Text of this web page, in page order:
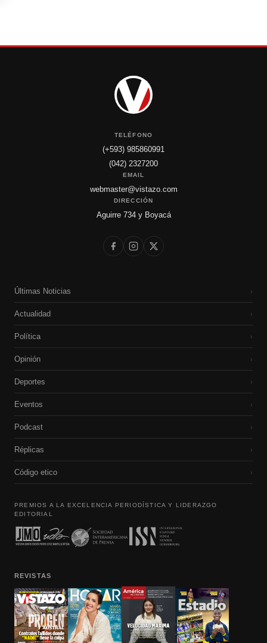
TELÉFONO
(+593) 985860991
(042) 2327200
EMAIL
webmaster@vistazo.com
DIRECCIÓN
Aguirre 734 y Boyacá
Últimas Noticias ›
Actualidad ›
Política ›
Opinión ›
Deportes ›
Eventos ›
Podcast ›
Réplicas ›
Código etico ›
PREMIOS A LA EXCELENCIA PERIODÍSTICA Y LIDERAZGO
EDITORIAL
REVISTAS